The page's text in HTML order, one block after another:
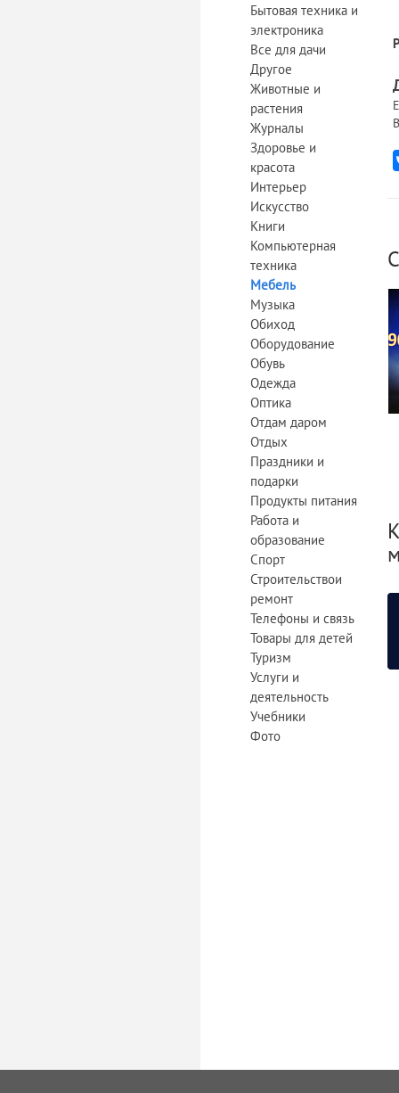
Бытовая техника и
электроника
Все для дачи
Другое
Животные и
растения
Журналы
Здоровье и
красота
Интерьер
Искусство
Книги
Компьютерная
техника
Мебель
Музыка
Обиход
Оборудование
Обувь
Одежда
Оптика
Отдам даром
Отдых
Праздники и
подарки
Продукты питания
Работа и
образование
Спорт
Строительствои
ремонт
Телефоны и связь
Товары для детей
Туризм
Услуги и
деятельность
Учебники
Фото